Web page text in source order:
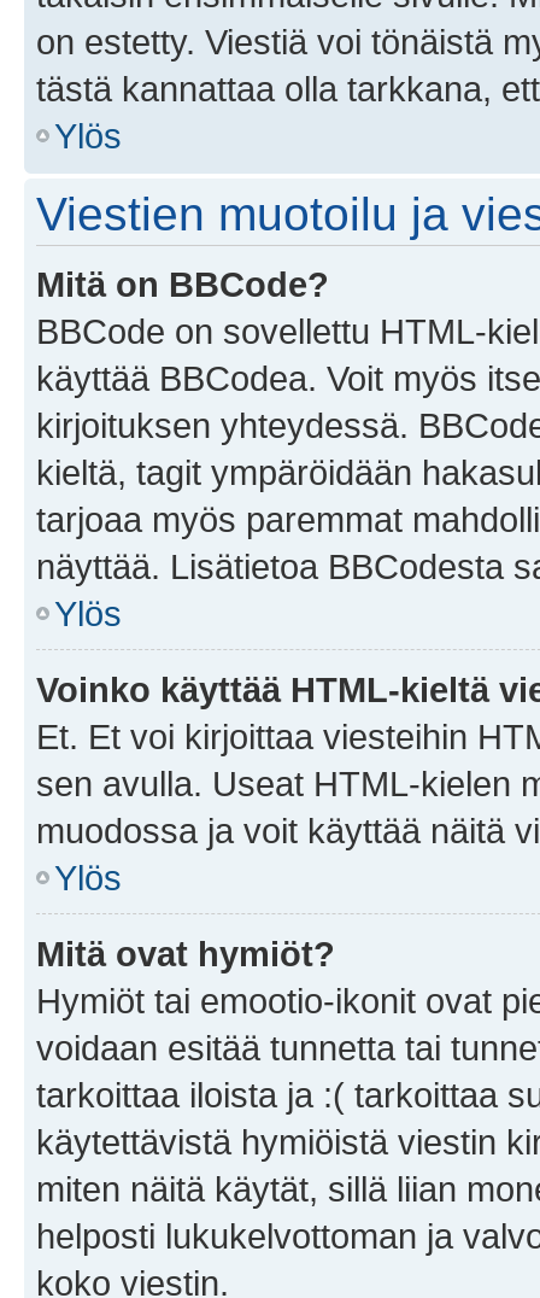
on estetty. Viestiä voi tönäistä
tästä kannattaa olla tarkkana,
Ylös
Viestien muotoilu ja
Mitä on BBCode?
BBCode on sovellettu HTML-
käyttää BBCodea. Voit myös
kirjoituksen yhteydessä.
kieltä, tagit ympäröidään
tarjoaa myös paremmat
näyttää. Lisätietoa BBCodesta
Ylös
Voinko käyttää HTML-kieltä
Et. Et voi kirjoittaa viesteihin
sen avulla. Useat HTML-kielen
muodossa ja voit käyttää näitä
Ylös
Mitä ovat hymiöt?
Hymiöt tai emootio-ikonit ovat
voidaan esitää tunnetta tai
tarkoittaa iloista ja :( tarkoittaa
käytettävistä hymiöistä viestin
miten näitä käytät, sillä liian
helposti lukukelvottoman ja
koko viestin.